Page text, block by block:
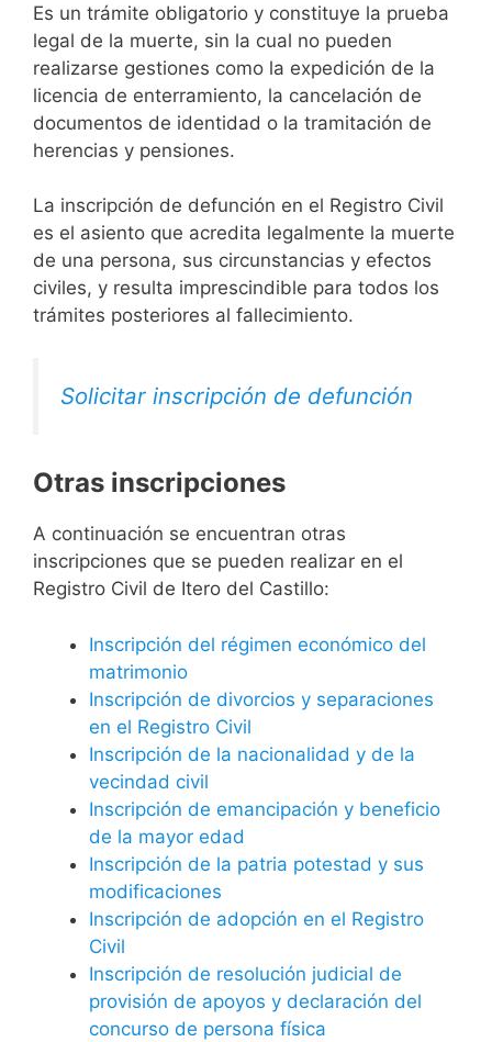
Es un trámite obligatorio y constituye la prueba
legal de la muerte, sin la cual no pueden
realizarse gestiones como la expedición de la
licencia de enterramiento, la cancelación de
documentos de identidad o la tramitación de
herencias y pensiones.
La inscripción de defunción en el Registro Civil
es el asiento que acredita legalmente la muerte
de una persona, sus circunstancias y efectos
civiles, y resulta imprescindible para todos los
trámites posteriores al fallecimiento.
Solicitar inscripción de defunción
Otras inscripciones
A continuación se encuentran otras
inscripciones que se pueden realizar en el
Registro Civil de Itero del Castillo:
Inscripción del régimen económico del
matrimonio
Inscripción de divorcios y separaciones
en el Registro Civil
Inscripción de la nacionalidad y de la
vecindad civil
Inscripción de emancipación y beneficio
de la mayor edad
Inscripción de la patria potestad y sus
modificaciones
Inscripción de adopción en el Registro
Civil
Inscripción de resolución judicial de
provisión de apoyos y declaración del
concurso de persona física